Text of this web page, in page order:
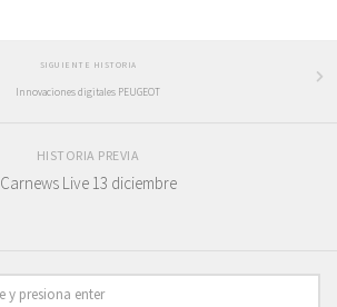
SIGUIENTE HISTORIA
Innovaciones digitales PEUGEOT
HISTORIA PREVIA
Carnews Live 13 diciembre